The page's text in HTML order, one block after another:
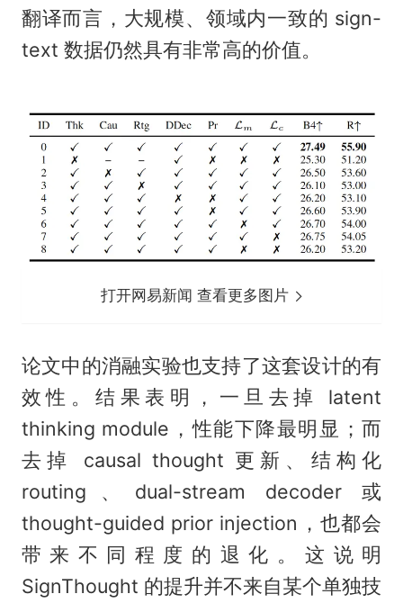
翻译而言，大规模、领域内一致的 sign-
text 数据仍然具有非常高的价值。
打开网易新闻 查看更多图片
论文中的消融实验也支持了这套设计的有
效性。结果表明，一旦去掉 latent
thinking module，性能下降最明显；而
去掉 causal thought 更新、结构化
routing、dual-stream decoder 或
thought-guided prior injection，也都会
带来不同程度的退化。这说明
SignThought 的提升并不来自某个单独技